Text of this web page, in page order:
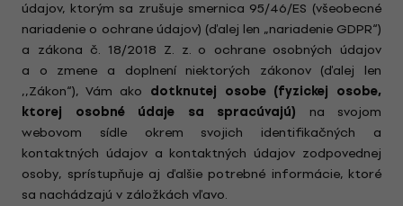
údajov, ktorým sa zrušuje smernica 95/46/ES (všeobecné
nariadenie o ochrane údajov) (ďalej len „nariadenie GDPR“)
a zákona č. 18/2018 Z. z. o ochrane osobných údajov
a o zmene a doplnení niektorých zákonov (ďalej len
,,Zákon“), Vám ako dotknutej osobe (fyzickej osobe,
ktorej osobné údaje sa spracúvajú) na svojom
webovom sídle okrem svojich identifikačných a
kontaktných údajov a kontaktných údajov zodpovednej
osoby, sprístupňuje aj ďalšie potrebné informácie, ktoré
sa nachádzajú v záložkách vľavo.